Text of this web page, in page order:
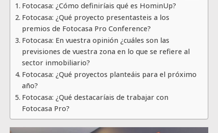
Fotocasa: ¿Cómo definiríais qué es HominUp?
Fotocasa: ¿Qué proyecto presentasteis a los
premios de Fotocasa Pro Conference?
Fotocasa: En vuestra opinión ¿cuáles son las
previsiones de vuestra zona en lo que se refiere al
sector inmobiliario?
Fotocasa: ¿Qué proyectos planteáis para el próximo
año?
Fotocasa: ¿Qué destacaríais de trabajar con
Fotocasa Pro?